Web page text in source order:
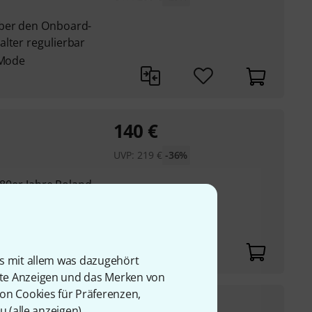
mit allem was dazugehört
Anzeigen und das Merken von
Cookies für Präferenzen,
den Onboard-
regulierbar
Jahre Roland
140 €
UVP: 219 € -36%
377